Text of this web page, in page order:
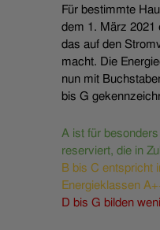
Für bestimmte
dem 1. März 2021
das auf den
macht. Die
nun mit
bis G
A ist für
reserviert, die in
B bis C entspricht
Energieklassen
D bis G bilden